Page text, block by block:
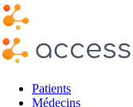
Patients
Médecins